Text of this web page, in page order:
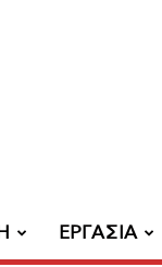
ΕΡΓΑΣΙΑ